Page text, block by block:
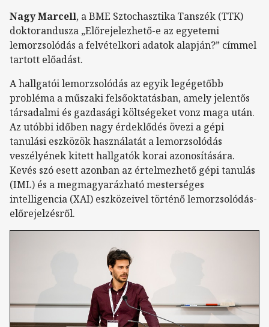
Nagy Marcell, a BME Sztochasztika Tanszék (TTK)
doktorandusza „Előrejelezhető-e az egyetemi
lemorzsolódás a felvételkori adatok alapján?” címmel
tartott előadást.
A hallgatói lemorzsolódás az egyik legégetőbb
probléma a műszaki felsőoktatásban, amely jelentős
társadalmi és gazdasági költségeket vonz maga után.
Az utóbbi időben nagy érdeklődés övezi a gépi
tanulási eszközök használatát a lemorzsolódás
veszélyének kitett hallgatók korai azonosítására.
Kevés szó esett azonban az értelmezhető gépi tanulás
(IML) és a megmagyarázható mesterséges
intelligencia (XAI) eszközeivel történő lemorzsolódás-
előrejelzésről.